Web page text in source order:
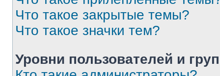
Что такое закрытые темы?
Что такое значки тем?
Уровни пользователей и